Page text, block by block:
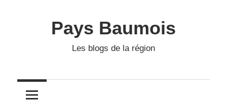
Pays Baumois
Les blogs de la région